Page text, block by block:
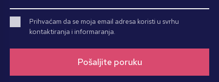
Prihvaćam da se moja email adresa koristi u svrhu
kontaktiranja i informaranja.